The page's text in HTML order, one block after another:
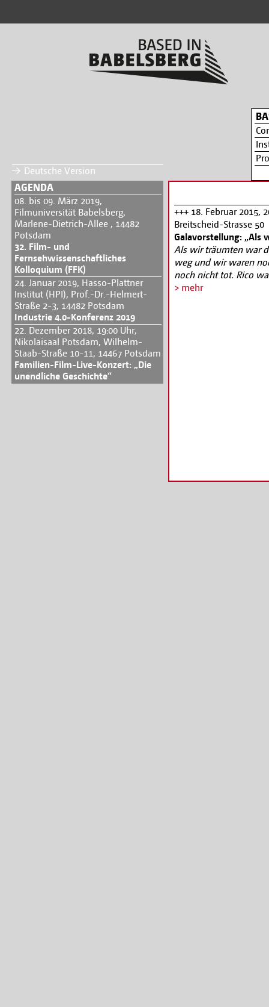
Deutsche Version
AGENDA
08. bis 09. März 2019,
Filmuniversität Babelsberg,
Marlene-Dietrich-Allee , 14482
Potsdam
32. Film- und
Fernsehwissenschaftliches
Kolloquium (FFK)
24. Januar 2019, Hasso-Plattner
Institut (HPI), Prof.-Dr.-Helmert-
Straße 2-3, 14482 Potsdam
Industrie 4.0-Konferenz 2019
22. Dezember 2018, 19:00 Uhr,
Nikolaisaal Potsdam, Wilhelm-
Staab-Straße 10-11, 14467 Potsdam
Familien-Film-Live-Konzert: „Die
unendliche Geschichte“
+++ 18. Februar 2015,
Breitscheid-Strasse 50
Galavorstellung: „Als
Als wir träumten war
weg und wir waren
noch nicht tot. Rico
schönste Mädchen,
> mehr